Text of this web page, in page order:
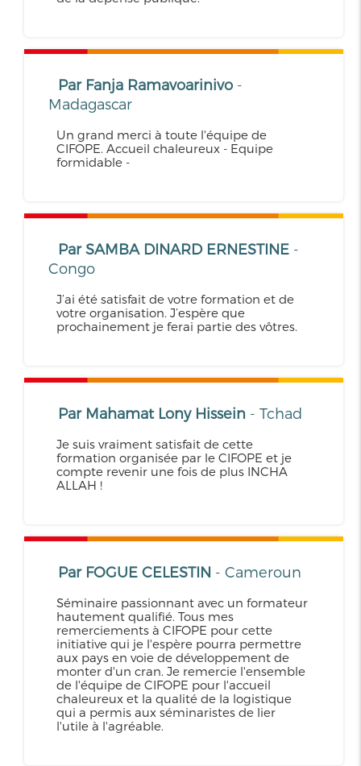
Par Fanja Ramavoarinivo -
Madagascar
Un grand merci à toute l'équipe de
CIFOPE. Accueil chaleureux - Equipe
formidable -
Par SAMBA DINARD ERNESTINE -
Congo
J’ai été satisfait de votre formation et de
votre organisation. J’espère que
prochainement je ferai partie des vôtres.
Par Mahamat Lony Hissein - Tchad
Je suis vraiment satisfait de cette
formation organisée par le CIFOPE et je
compte revenir une fois de plus INCHA
ALLAH !
Par FOGUE CELESTIN - Cameroun
Séminaire passionnant avec un formateur
hautement qualifié. Tous mes
remerciements à CIFOPE pour cette
initiative qui je l'espère pourra permettre
aux pays en voie de développement de
monter d'un cran. Je remercie l'ensemble
de l'équipe de CIFOPE pour l'accueil
chaleureux et la qualité de la logistique
qui a permis aux séminaristes de lier
l'utile à l'agréable.